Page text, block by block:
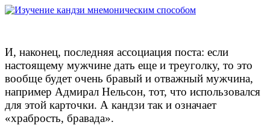
И, наконец, последняя ассоциация поста: если
настоящему мужчине дать еще и треуголку, то это
вообще будет очень бравый и отважный мужчина,
например Адмирал Нельсон, тот, что использовался
для этой карточки. А кандзи так и означает
«храбрость, бравада».